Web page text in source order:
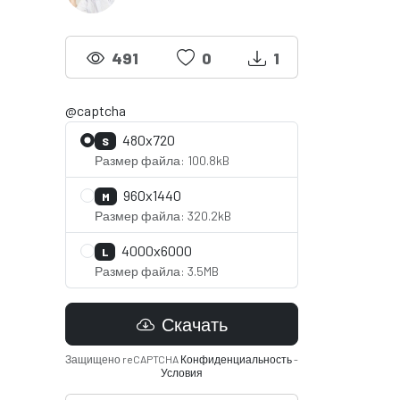
491 0 1
@captcha
S 480x720
Размер файла: 100.8kB
M 960x1440
Размер файла: 320.2kB
L 4000x6000
Размер файла: 3.5MB
Скачать
Защищено reCAPTCHA Конфиденциальность-
Условия